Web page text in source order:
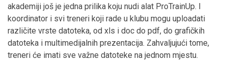
akademiji još je jedna prilika koju nudi alat ProTrainUp. I
koordinator i svi treneri koji rade u klubu mogu uploadati
različite vrste datoteka, od xls i doc do pdf, do grafičkih
datoteka i multimedijalnih prezentacija. Zahvaljujući tome,
treneri će imati sve važne datoteke na jednom mjestu.